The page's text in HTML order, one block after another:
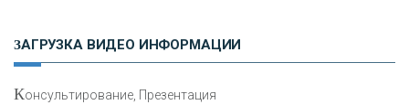
ЗАГРУЗКА ВИДЕО ИНФОРМАЦИИ
Консультирование, Презентация